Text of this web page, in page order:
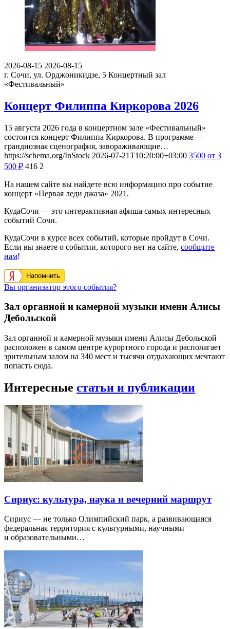
2026-08-15 2026-08-15
г. Сочи, ул. Орджоникидзе, 5 Концертный зал
«Фестивальный»
Концерт Филиппа Киркорова 2026
15 августа 2026 года в концертном зале «Фестивальный»
состоится концерт Филиппа Киркорова. В программе —
грандиозная сценография, завораживающие…
https://schema.org/InStock 2026-07-21T10:20:00+03:00 3500 от 3
500 ₽ 416 2
На нашем сайте вы найдете всю информацию про событие
концерт «Первая леди джаза» 2021.
КудаСочи — это интерактивная афиша самых интересных
событий Сочи.
КудаСочи в курсе всех событий, которые пройдут в Сочи.
Если вы знаете о событии, которого нет на сайте, сообщите
нам!
Напомнить
Вы организатор этого события?
Зал органной и камерной музыки имени Алисы
Дебольской
Зал органной и камерной музыки имени Алисы Дебольской
расположен в самом центре курортного города и располагает
зрительным залом на 340 мест и тысячи отдыхающих мечтают
попасть сюда.
Интересные статьи и публикации
Сириус: культура, наука и вечерний маршрут
Сириус — не только Олимпийский парк, а развивающаяся
федеральная территория с культурными, научными
и образовательными…